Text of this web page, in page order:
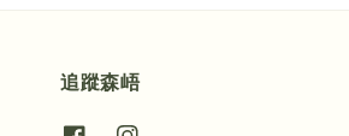
追蹤森峿